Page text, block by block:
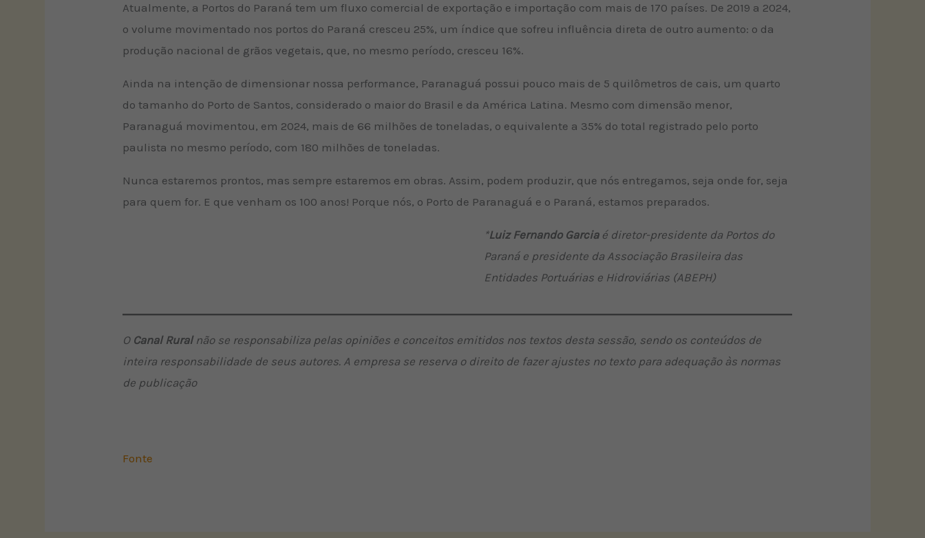
Atualmente, a Portos do Paraná tem um fluxo comercial de exportação e importação com mais de 170 países. De 2019 a 2024,
o volume movimentado nos portos do Paraná cresceu 25%, um índice que sofreu influência direta de outro aumento: o da
produção nacional de grãos vegetais, que, no mesmo período, cresceu 16%.
Ainda na intenção de dimensionar nossa performance, Paranaguá possui pouco mais de 5 quilômetros de cais, um quarto
do tamanho do Porto de Santos, considerado o maior do Brasil e da América Latina. Mesmo com dimensão menor,
Paranaguá movimentou, em 2024, mais de 66 milhões de toneladas, o equivalente a 35% do total registrado pelo porto
paulista no mesmo período, com 180 milhões de toneladas.
Nunca estaremos prontos, mas sempre estaremos em obras. Assim, podem produzir, que nós entregamos, seja onde for, seja
para quem for. E que venham os 100 anos! Porque nós, o Porto de Paranaguá e o Paraná, estamos preparados.
*Luiz Fernando Garciaé diretor-presidente da Portos do
Paraná e presidente da Associação Brasileira das
Entidades Portuárias e Hidroviárias (ABEPH)
O Canal Ruralnão se responsabiliza pelas opiniões e conceitos emitidos nos textos desta sessão, sendo os conteúdos de
inteira responsabilidade de seus autores. A empresa se reserva o direito de fazer ajustes no texto para adequação às normas
de publicação
Fonte